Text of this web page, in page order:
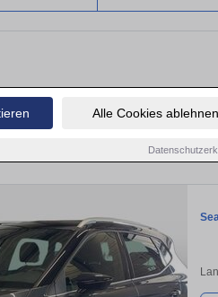
Alle Cookies ablehnen
Finden Sie in Niederviehbach
Seat Arona Gebrauchtwagen?
Preisklassen von privat